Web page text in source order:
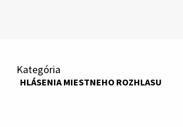
Kategória
HLÁSENIA MIESTNEHO ROZHLASU